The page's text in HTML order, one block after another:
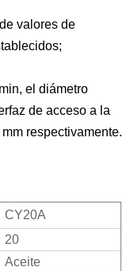
valores de
el diámetro
de acceso a la
respectivamente.
CY20A
20
Aceite